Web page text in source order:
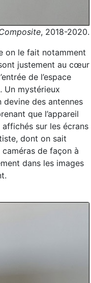
, 2018-2020.
on le fait notamment
justement au cœur
de l’espace
Un mystérieux
devine des antennes
que l’appareil
sur les écrans
dont on sait
de façon à
dans les images